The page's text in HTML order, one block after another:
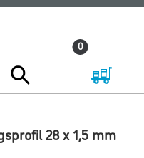
0
28 x 1,5 mm